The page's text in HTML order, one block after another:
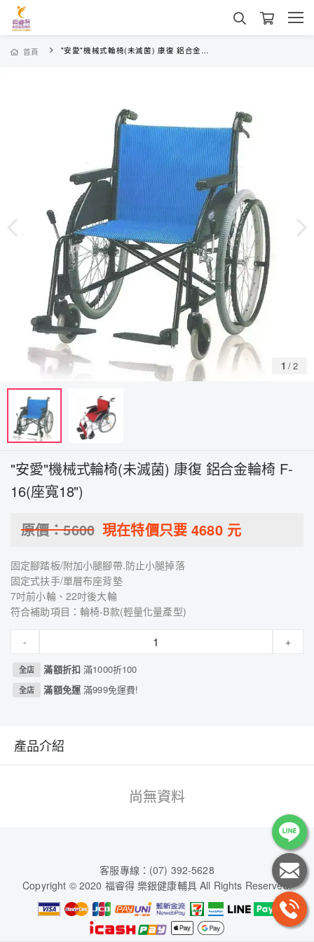
首頁 "安愛"機械式輪椅(未滅菌) 康復 鋁合金輪椅 F-16(座寬18")
1 /2
"安愛"機械式輪椅(未滅菌) 康復 鋁合金輪椅 F-
16(座寬18")
原價：5600 現在特價只要4680元
固定腳踏板/附加小腿腳帶.防止小腿掉落
固定式扶手/單層布座背墊
7吋前小輪、22吋後大輪
符合補助項目：輪椅-B款(輕量化量產型)
- +
全店 滿額折扣滿1000折100
全店 滿額免運滿999免運費!
產品介紹
尚無資料
客服專線：(07) 392-5628
Copyright © 2020 福睿得 樂銀健康輔具 All Rights Reserved.